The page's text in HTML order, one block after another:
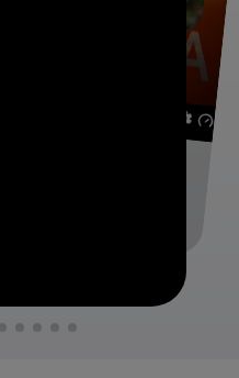
aanzienlijk
en Watervallen